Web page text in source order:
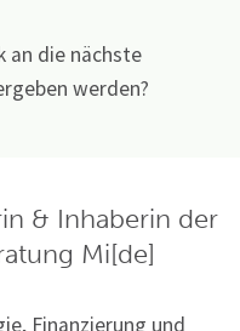
an die nächste
werden?
& Inhaberin der
Mi[de]
Finanzierung und